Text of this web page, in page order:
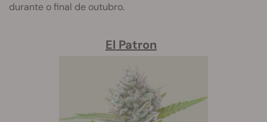
durante o final de outubro.
El Patron